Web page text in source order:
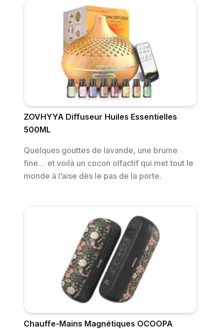
ZOVHYYA Diffuseur Huiles Essentielles
500ML
Quelques gouttes de lavande, une brume
fine… et voilà un cocon olfactif qui met tout le
monde à l’aise dès le pas de la porte.
Chauffe-Mains Magnétiques OCOOPA